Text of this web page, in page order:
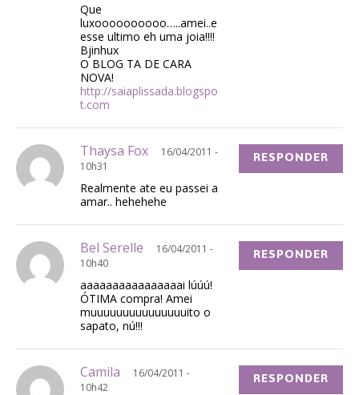
Que
luxoooooooooo…..amei..e
esse ultimo eh uma joia!!!!
Bjinhux
O BLOG TA DE CARA
NOVA!
http://saiaplissada.blogspo
t.com
Thaysa Fox
16/04/2011 -
10h31
Realmente ate eu passei a
amar.. hehehehe
RESPONDER
Bel Serelle
16/04/2011 -
10h40
aaaaaaaaaaaaaaaai lúúú!
ÓTIMA compra! Amei
muuuuuuuuuuuuuuuito o
sapato, nú!!!
RESPONDER
Camila
16/04/2011 -
10h42
RESPONDER